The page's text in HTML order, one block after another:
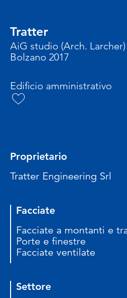
Tratter
AiG studio (Arch. Larcher)
Bolzano 2017
Edificio amministrativo
Proprietario
Tratter Engineering Srl
Facciate
Facciate a montanti e
Porte e finestre
Facciate ventilate
Settore